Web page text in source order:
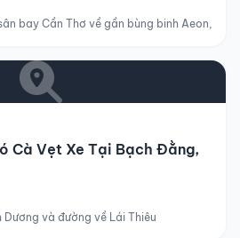
bay Cần Thơ về gần bùng binh Aeon, Cần
Cà Vẹt Xe Tại Bạch Đằng,
và đường về Lái Thiêu